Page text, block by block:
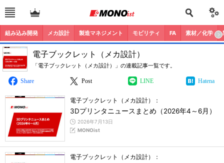
組み込み開発 メカ設計 製造マネジメント モビリティ FA 素材／化学
電子ブックレット（メカ設計）
「電子ブックレット（メカ設計）」の連載記事一覧です。
Share Post LINE Hatena
電子ブックレット（メカ設計）：
3Dプリンタニュースまとめ（2026年4～6月）
2026年7月13日
MONOist
電子ブックレット（メカ設計）：